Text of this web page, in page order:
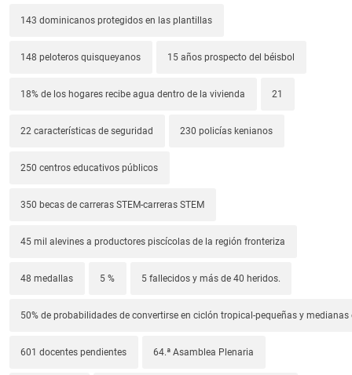
143 dominicanos protegidos en las plantillas
148 peloteros quisqueyanos 15 años prospecto del béisbol
18% de los hogares recibe agua dentro de la vivienda 21
22 características de seguridad 230 policías kenianos
250 centros educativos públicos
350 becas de carreras STEM-carreras STEM
45 mil alevines a productores piscícolas de la región fronteriza
48 medallas 5 % 5 fallecidos y más de 40 heridos.
50% de probabilidades de convertirse en ciclón tropical-pequeñas y
601 docentes pendientes 64.ª Asamblea Plenaria